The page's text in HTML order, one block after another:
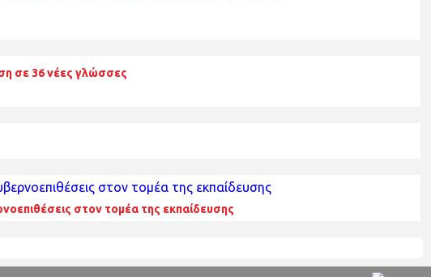
σε 36 νέες γλώσσες
στον τομέα της εκπαίδευσης